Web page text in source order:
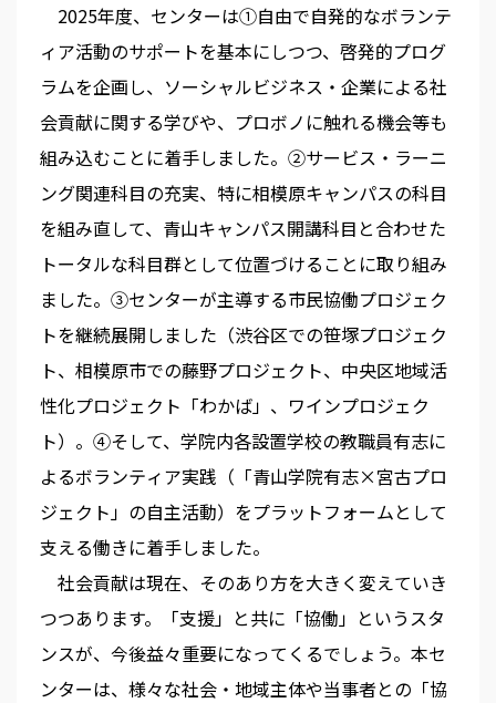
2025年度、センターは①自由で自発的なボランテ
ィア活動のサポートを基本にしつつ、啓発的プログ
ラムを企画し、ソーシャルビジネス・企業による社
会貢献に関する学びや、プロボノに触れる機会等も
組み込むことに着手しました。②サービス・ラーニ
ング関連科目の充実、特に相模原キャンパスの科目
を組み直して、青山キャンパス開講科目と合わせた
トータルな科目群として位置づけることに取り組み
ました。③センターが主導する市民協働プロジェク
トを継続展開しました（渋谷区での笹塚プロジェク
ト、相模原市での藤野プロジェクト、中央区地域活
性化プロジェクト「わかば」、ワインプロジェク
ト）。④そして、学院内各設置学校の教職員有志に
よるボランティア実践（「青山学院有志×宮古プロ
ジェクト」の自主活動）をプラットフォームとして
支える働きに着手しました。
社会貢献は現在、そのあり方を大きく変えていき
つつあります。「支援」と共に「協働」というスタ
ンスが、今後益々重要になってくるでしょう。本セ
ンターは、様々な社会・地域主体や当事者との「協